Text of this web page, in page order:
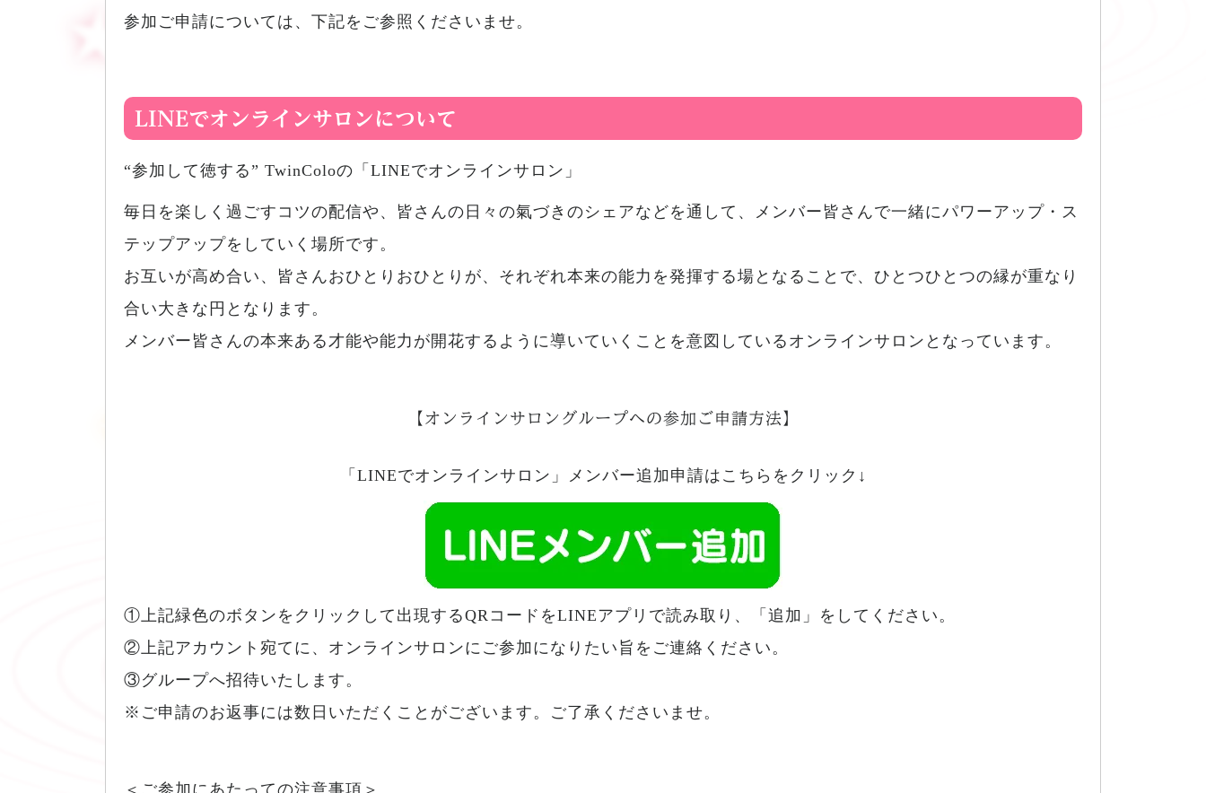
参加ご申請については、下記をご参照くださいませ。
LINEでオンラインサロンについて
“参加して徳する” TwinColoの「LINEでオンラインサロン」
毎日を楽しく過ごすコツの配信や、皆さんの日々の氣づきのシェアなどを通して、メンバー皆さんで一緒にパワーアップ・ス
テップアップをしていく場所です。
お互いが高め合い、皆さんおひとりおひとりが、それぞれ本来の能力を発揮する場となることで、ひとつひとつの縁が重なり
合い大きな円となります。
メンバー皆さんの本来ある才能や能力が開花するように導いていくことを意図しているオンラインサロンとなっています。
【オンラインサロングループへの参加ご申請方法】
「LINEでオンラインサロン」メンバー追加申請はこちらをクリック↓
①上記緑色のボタンをクリックして出現するQRコードをLINEアプリで読み取り、「追加」をしてください。
②上記アカウント宛てに、オンラインサロンにご参加になりたい旨をご連絡ください。
③グループへ招待いたします。
※ご申請のお返事には数日いただくことがございます。ご了承くださいませ。
＜ご参加にあたっての注意事項＞